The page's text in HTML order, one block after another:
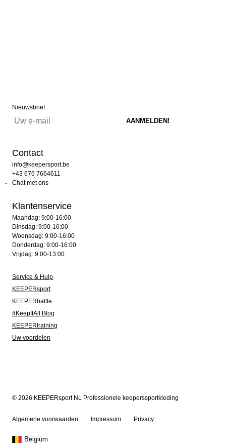
Nieuwsbrief
Contact
info@keepersport.be
+43 676 7664611
Chat met ons
Klantenservice
Maandag: 9:00-16:00
Dinsdag: 9:00-16:00
Woensdag: 9:00-16:00
Donderdag: 9:00-16:00
Vrijdag: 9:00-13:00
Service & Hulp
KEEPERsport
KEEPERbattle
#KeepItAll Blog
KEEPERtraining
Uw voordelen
© 2026 KEEPERsport NL Professionele keeperssportkleding
Algemene voorwaarden Impressum Privacy
Belgium